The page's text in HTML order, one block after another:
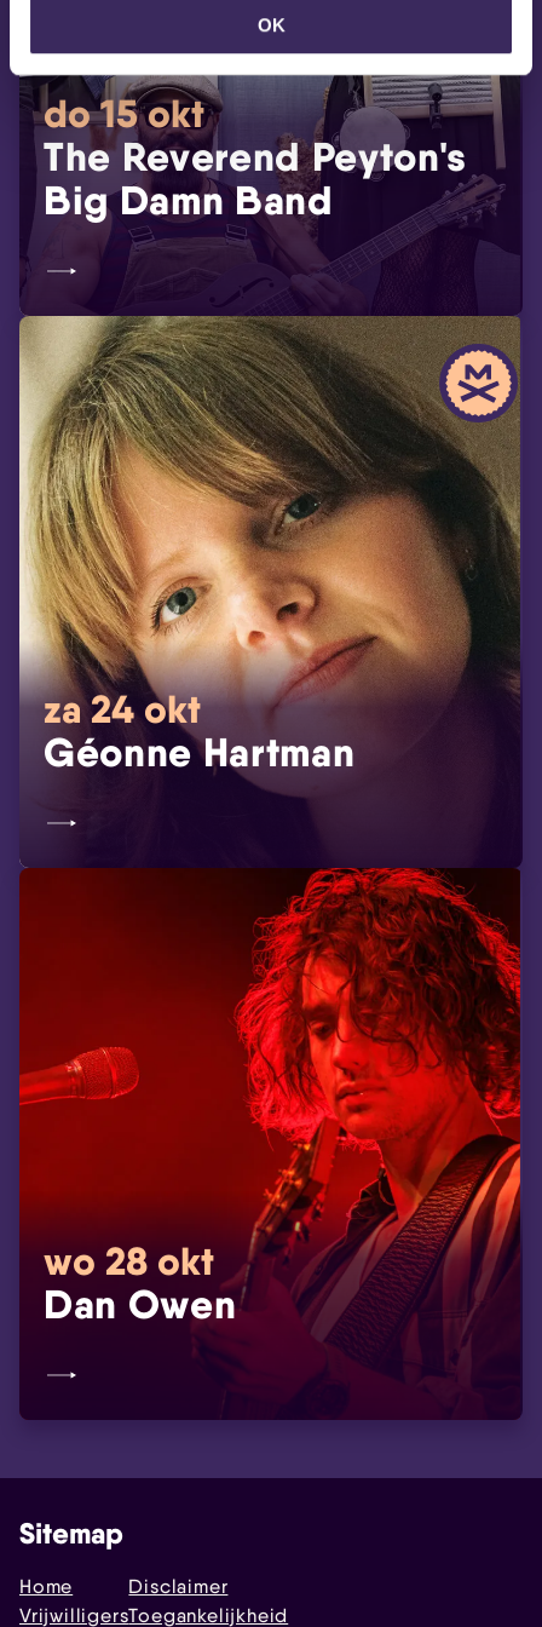
OK
do 15 okt
The Reverend Peyton's
Big Damn Band
za 24 okt
Géonne Hartman
wo 28 okt
Dan Owen
Sitemap
Home
Vrijwilligers
Disclaimer
Toegankelijkheid